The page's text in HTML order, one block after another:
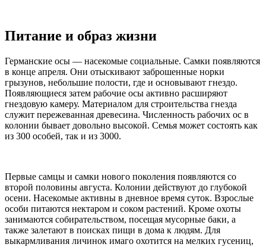
Питание и образ жизни
Германские осы — насекомые социальные. Самки появляются
в конце апреля. Они отыскивают заброшенные норки
грызунов, небольшие полости, где и основывают гнездо.
Появляющиеся затем рабочие осы активно расширяют
гнездовую камеру. Материалом для строительства гнезда
служит пережеванная древесина. Численность рабочих ос в
колонии бывает довольно высокой. Семья может состоять как
из 300 особей, так и из 3000.
Первые самцы и самки нового поколения появляются со
второй половины августа. Колонии действуют до глубокой
осени. Насекомые активны в дневное время суток. Взрослые
особи питаются нектаром и соком растений. Кроме охоты
занимаются собирательством, посещая мусорные баки, а
также залетают в поисках пищи в дома к людям. Для
выкармливания личинок имаго охотится на мелких гусениц,